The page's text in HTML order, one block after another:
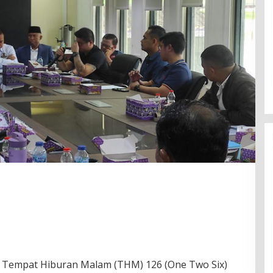
Tempat Hiburan Malam (THM) 126 (One Two Six)